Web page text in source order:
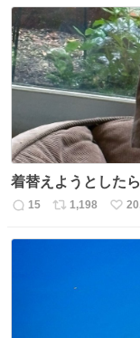
ト
数
ね
数
着替えようとした
返
15
リ
1,198
い